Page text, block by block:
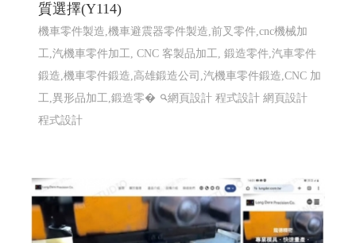
質選擇(Y114)
機車零件製造,機車避震器零件製造,前叉零件,cnc機械加
工,汽機車零件加工, CNC 客製品加工, 鍛造零件,汽車零件
鍛造,機車零件鍛造,高雄鍛造公司,汽機車零件鍛造,CNC 加
工,異形品加工,鍛造零�
網頁設計 程式設計網頁設計
程式設計